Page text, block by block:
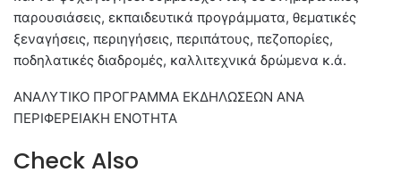
παρουσιάσεις, εκπαιδευτικά προγράμματα, θεματικές
ξεναγήσεις, περιηγήσεις, περιπάτους, πεζοπορίες,
ποδηλατικές διαδρομές, καλλιτεχνικά δρώμενα κ.ά.
ΑΝΑΛΥΤΙΚΟ ΠΡΟΓΡΑΜΜΑ ΕΚΔΗΛΩΣΕΩΝ ΑΝΑ
ΠΕΡΙΦΕΡΕΙΑΚΗ ΕΝΟΤΗΤΑ
Check Also